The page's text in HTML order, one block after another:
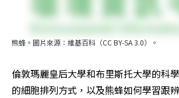
熊蜂。圖片來源：維基百科（CC BY-SA 3.0）。
倫敦瑪麗皇后大學和布里斯托大學的科
的細胞排列方式，以及熊蜂如何學習跟